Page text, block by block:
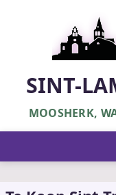
SINT-
MOOSHERK,